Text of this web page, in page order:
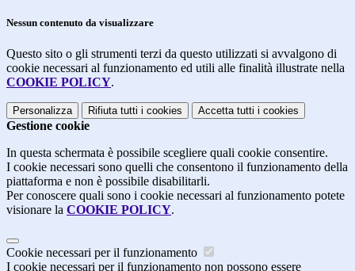
Nessun contenuto da visualizzare
Questo sito o gli strumenti terzi da questo utilizzati si avvalgono di
cookie necessari al funzionamento ed utili alle finalità illustrate nella
COOKIE POLICY.
Personalizza Rifiuta tutti i cookies Accetta tutti i cookies
Gestione cookie
In questa schermata è possibile scegliere quali cookie consentire.
I cookie necessari sono quelli che consentono il funzionamento della
piattaforma e non è possibile disabilitarli.
Per conoscere quali sono i cookie necessari al funzionamento potete
visionare la COOKIE POLICY.
Cookie necessari per il funzionamento
I cookie necessari per il funzionamento non possono essere